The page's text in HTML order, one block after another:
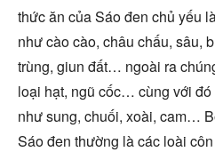
thức ăn của Sáo đen chủ yếu
như cào cào, châu chấu, sâu,
trùng, giun đất… ngoài ra
loại hạt, ngũ cốc… cùng với
như sung, chuối, xoài, cam…
Sáo đen thường là các loài